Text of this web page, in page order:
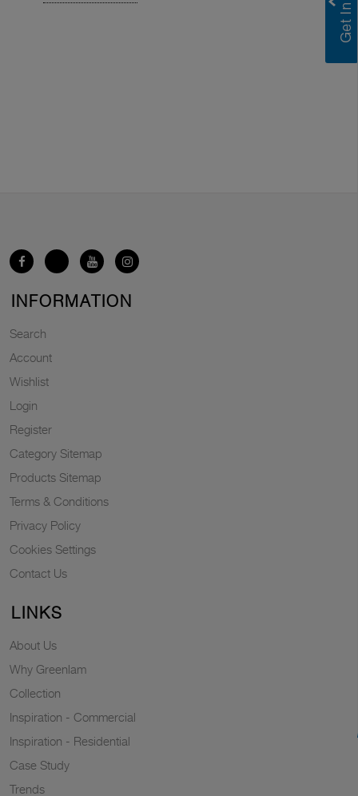
INFORMATION
Search
Account
Wishlist
Login
Register
Category Sitemap
Products Sitemap
Terms & Conditions
Privacy Policy
Cookies Settings
Contact Us
LINKS
About Us
Why Greenlam
Collection
Inspiration - Commercial
Inspiration - Residential
Case Study
Trends